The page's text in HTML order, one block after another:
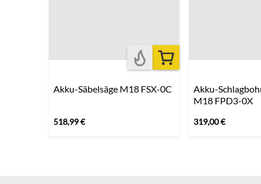
Akku-Säbelsäge M18 FSX-0C
518,99€
Akku-
M18 FPD3-0X
319,00€